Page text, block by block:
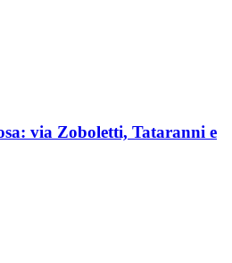
via Zoboletti, Tataranni e